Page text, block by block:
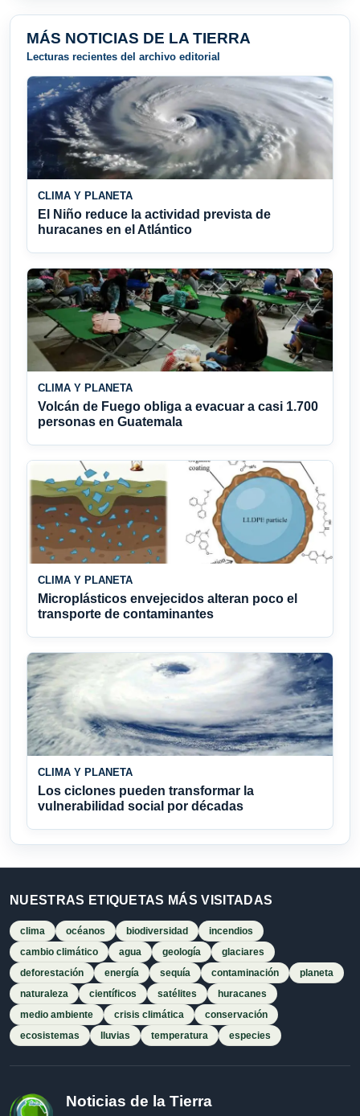
MÁS NOTICIAS DE LA TIERRA
Lecturas recientes del archivo editorial
CLIMA Y PLANETA
El Niño reduce la actividad prevista de
huracanes en el Atlántico
CLIMA Y PLANETA
Volcán de Fuego obliga a evacuar a casi 1.700
personas en Guatemala
CLIMA Y PLANETA
Microplásticos envejecidos alteran poco el
transporte de contaminantes
CLIMA Y PLANETA
Los ciclones pueden transformar la
vulnerabilidad social por décadas
NUESTRAS ETIQUETAS MÁS VISITADAS
clima océanos biodiversidad
incendios
cambio climático
agua geología
glaciares
deforestación
energía sequía contaminación
planeta
naturaleza
científicos satélites
huracanes
medio ambiente
crisis climática
conservación
ecosistemas
lluvias temperatura especies
Noticias de la Tierra